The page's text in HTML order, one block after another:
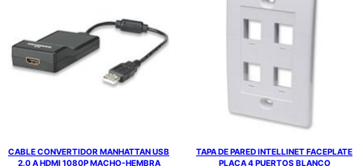
CABLE CONVERTIDOR MANHATTAN USB
2.0 A HDMI 1080P MACHO-HEMBRA
TAPA DE PARED INTELLINET FACEPLATE
PLACA 4 PUERTOS BLANCO